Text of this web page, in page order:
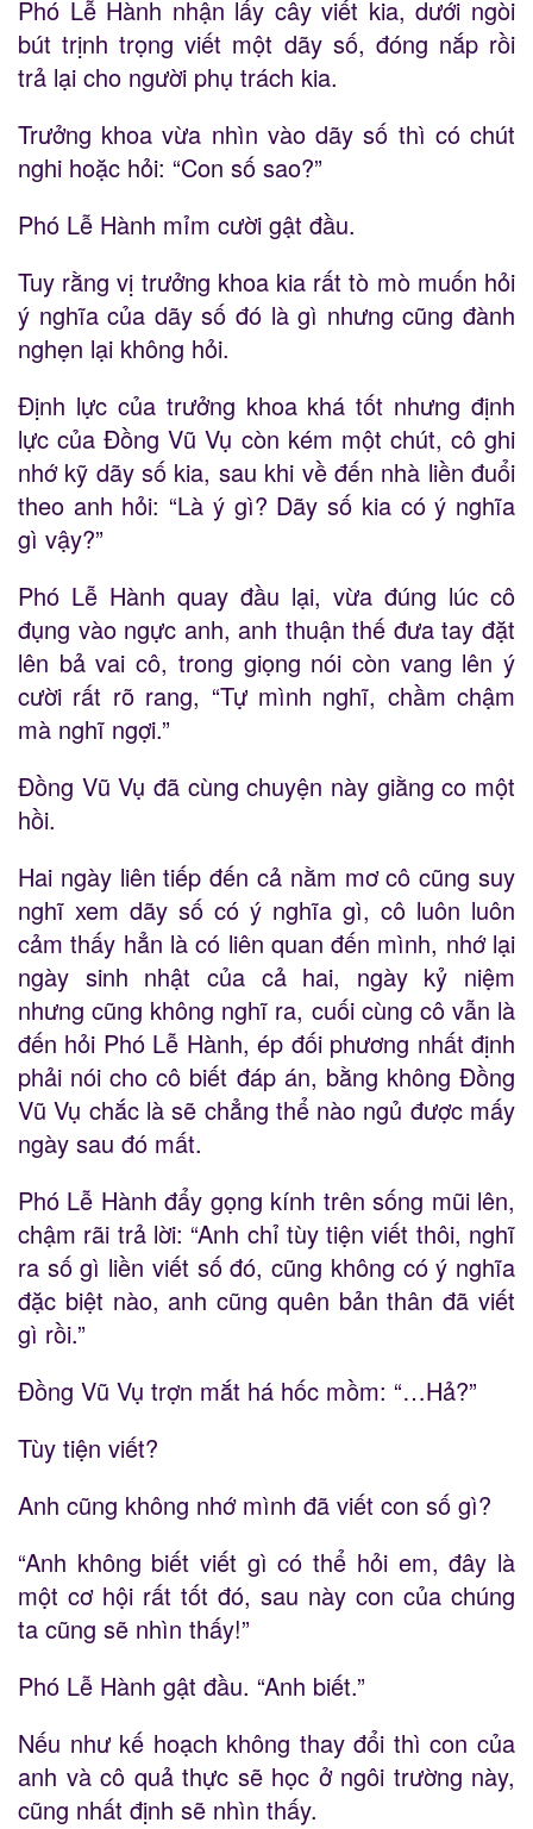
Phó Lễ Hành nhận lấy cây viết kia, dưới ngòi
bút trịnh trọng viết một dãy số, đóng nắp rồi
trả lại cho người phụ trách kia.
Trưởng khoa vừa nhìn vào dãy số thì có chút
nghi hoặc hỏi: “Con số sao?”
Phó Lễ Hành mỉm cười gật đầu.
Tuy rằng vị trưởng khoa kia rất tò mò muốn hỏi
ý nghĩa của dãy số đó là gì nhưng cũng đành
nghẹn lại không hỏi.
Định lực của trưởng khoa khá tốt nhưng định
lực của Đồng Vũ Vụ còn kém một chút, cô ghi
nhớ kỹ dãy số kia, sau khi về đến nhà liền đuổi
theo anh hỏi: “Là ý gì? Dãy số kia có ý nghĩa
gì vậy?”
Phó Lễ Hành quay đầu lại, vừa đúng lúc cô
đụng vào ngực anh, anh thuận thế đưa tay đặt
lên bả vai cô, trong giọng nói còn vang lên ý
cười rất rõ rang, “Tự mình nghĩ, chầm chậm
mà nghĩ ngợi.”
Đồng Vũ Vụ đã cùng chuyện này giằng co một
hồi.
Hai ngày liên tiếp đến cả nằm mơ cô cũng suy
nghĩ xem dãy số có ý nghĩa gì, cô luôn luôn
cảm thấy hẳn là có liên quan đến mình, nhớ lại
ngày sinh nhật của cả hai, ngày kỷ niệm
nhưng cũng không nghĩ ra, cuối cùng cô vẫn là
đến hỏi Phó Lễ Hành, ép đối phương nhất định
phải nói cho cô biết đáp án, bằng không Đồng
Vũ Vụ chắc là sẽ chẳng thể nào ngủ được mấy
ngày sau đó mất.
Phó Lễ Hành đẩy gọng kính trên sống mũi lên,
chậm rãi trả lời: “Anh chỉ tùy tiện viết thôi, nghĩ
ra số gì liền viết số đó, cũng không có ý nghĩa
đặc biệt nào, anh cũng quên bản thân đã viết
gì rồi.”
Đồng Vũ Vụ trợn mắt há hốc mồm: “…Hả?”
Tùy tiện viết?
Anh cũng không nhớ mình đã viết con số gì?
“Anh không biết viết gì có thể hỏi em, đây là
một cơ hội rất tốt đó, sau này con của chúng
ta cũng sẽ nhìn thấy!”
Phó Lễ Hành gật đầu. “Anh biết.”
Nếu như kế hoạch không thay đổi thì con của
anh và cô quả thực sẽ học ở ngôi trường này,
cũng nhất định sẽ nhìn thấy.